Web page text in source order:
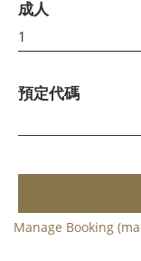
成人
預定代碼
Manage Booking